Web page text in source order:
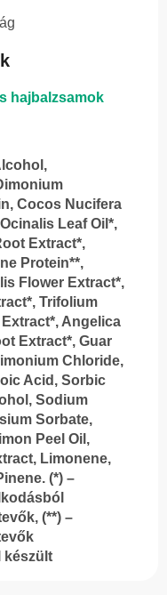
hajbalzsamok
Cocos Nucifera
Leaf Oil*,
Extract*,
Protein**,
Flower Extract*,
Trifolium
Angelica
Extract*, Guar
Chloride,
Acid, Sorbic
Sodium
Sorbate,
Peel Oil,
Limonene,
(*) –
(**) –
készült